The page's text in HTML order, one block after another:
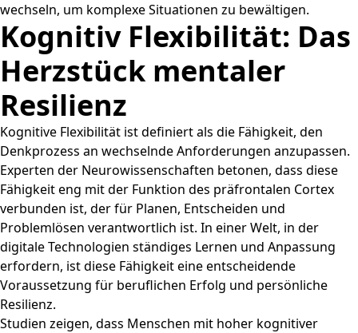
wechseln, um komplexe Situationen zu bewältigen.
Kognitiv Flexibilität: Das
Herzstück mentaler
Resilienz
Kognitive Flexibilität ist definiert als die Fähigkeit, den
Denkprozess an wechselnde Anforderungen anzupassen.
Experten der Neurowissenschaften betonen, dass diese
Fähigkeit eng mit der Funktion des präfrontalen Cortex
verbunden ist, der für Planen, Entscheiden und
Problemlösen verantwortlich ist. In einer Welt, in der
digitale Technologien ständiges Lernen und Anpassung
erfordern, ist diese Fähigkeit eine entscheidende
Voraussetzung für beruflichen Erfolg und persönliche
Resilienz.
Studien zeigen, dass Menschen mit hoher kognitiver